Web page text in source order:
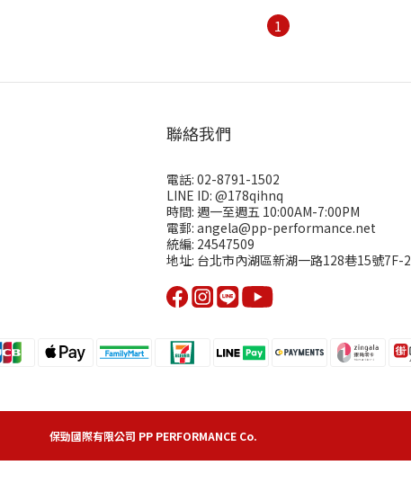
1
聯絡我們
電話: 02-8791-1502
LINE ID: @178qihnq
時間: 週一至週五 10:00AM-7:00PM
電郵: angela@pp-performance.net
統編: 24547509
地址: 台北市內湖區新湖一路128巷15號7F-2
保勁國際有限公司 PP PERFORMANCE Co.